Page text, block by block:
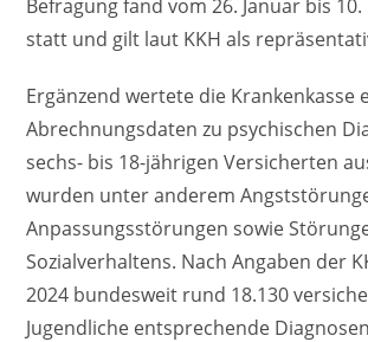
Befragung fand vom 26. Januar bis
statt und gilt laut KKH als
Ergänzend wertete die Krankenkasse
Abrechnungsdaten zu psychischen
sechs- bis 18-jährigen Versicherten
wurden unter anderem
Anpassungsstörungen sowie
Sozialverhaltens. Nach Angaben der
2024 bundesweit rund 18.130
Jugendliche entsprechende